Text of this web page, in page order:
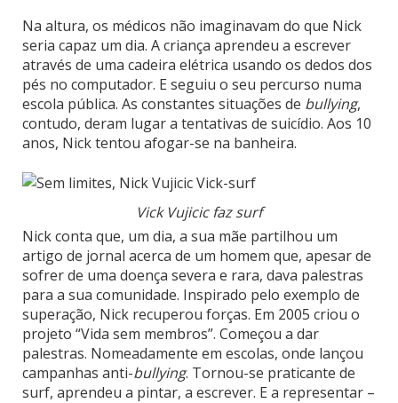
Na altura, os médicos não imaginavam do que Nick
seria capaz um dia. A criança aprendeu a escrever
através de uma cadeira elétrica usando os dedos dos
pés no computador. E seguiu o seu percurso numa
escola pública. As constantes situações de bullying,
contudo, deram lugar a tentativas de suicídio. Aos 10
anos, Nick tentou afogar-se na banheira.
Vick Vujicic faz surf
Nick conta que, um dia, a sua mãe partilhou um
artigo de jornal acerca de um homem que, apesar de
sofrer de uma doença severa e rara, dava palestras
para a sua comunidade. Inspirado pelo exemplo de
superação, Nick recuperou forças. Em 2005 criou o
projeto “Vida sem membros”. Começou a dar
palestras. Nomeadamente em escolas, onde lançou
campanhas anti-bullying. Tornou-se praticante de
surf, aprendeu a pintar, a escrever. E a representar –